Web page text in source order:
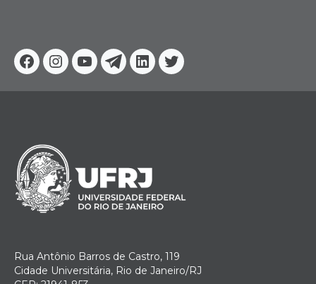
Facebook
Instagram
YoutubeTelegram
Linkedin
Twitter
Rua Antônio Barros de Castro, 119
Cidade Universitária, Rio de Janeiro/RJ